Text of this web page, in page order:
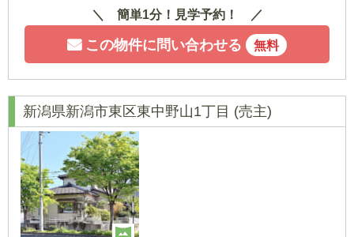
簡単1分！見学予約！
この物件に問い合わせる 無料
新潟県新潟市東区東中野山1丁目 (売主)